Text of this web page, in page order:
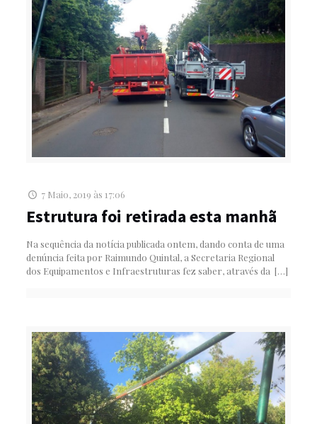
7 Maio, 2019 às 17:06
Estrutura foi retirada esta manhã
Na sequência da notícia publicada ontem, dando conta de uma
denúncia feita por Raimundo Quintal, a Secretaria Regional
dos Equipamentos e Infraestruturas fez saber, através da […]